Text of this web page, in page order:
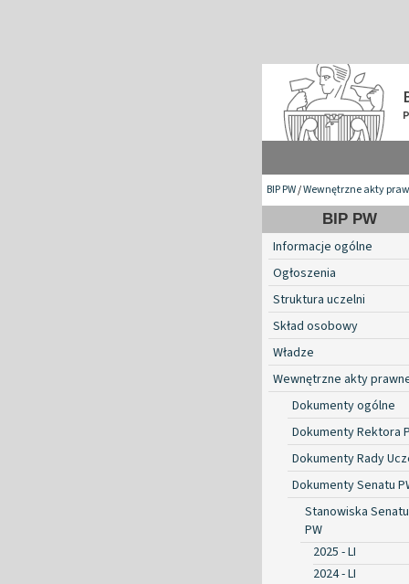
BIP PW/Wewnętrzne akty
BIP PW
Informacje ogólne
Ogłoszenia
Struktura uczelni
Skład osobowy
Władze
Wewnętrzne akty
Dokumenty ogólne
Dokumenty Rektora
Dokumenty Rady
Dokumenty Senatu
Stanowiska Senatu
PW
2025 - LI
2024 - LI